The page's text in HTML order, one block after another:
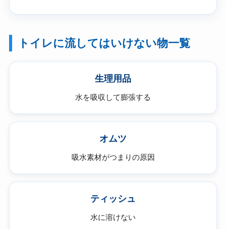
トイレに流してはいけない物一覧
生理用品
水を吸収して膨張する
オムツ
吸水素材がつまりの原因
ティッシュ
水に溶けない